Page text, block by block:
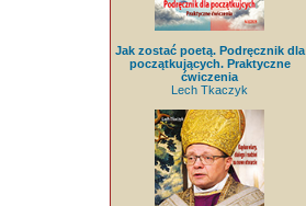
Jak zostać poetą. Podręcznik dla
początkujących. Praktyczne
ćwiczenia
Lech Tkaczyk